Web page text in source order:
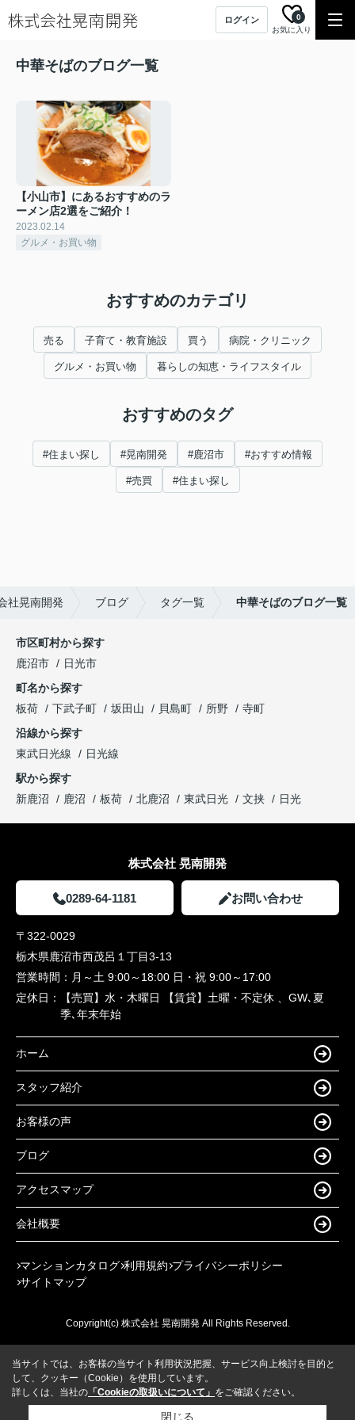
ログイン
お気に入り
0
中華そばのブログ一覧
【小山市】にあるおすすめのラ
ーメン店2選をご紹介！
2023.02.14
グルメ・お買い物
おすすめのカテゴリ
売る 子育て・教育施設 買う 病院・クリニック
グルメ・お買い物 暮らしの知恵・ライフスタイル
おすすめのタグ
#住まい探し #晃南開発 #鹿沼市 #おすすめ情報
#売買 #住まい探し
社晃南開発 ブログ タグ一覧 中華そばのブログ一覧
市区町村から探す
鹿沼市
日光市
町名から探す
板荷
下武子町 坂田山 貝島町 所野
寺町
沿線から探す
東武日光線
日光線
駅から探す
新鹿沼
鹿沼 板荷 北鹿沼 東武日光 文挟 日光
株式会社 晃南開発
0289-64-1181 お問い合わせ
〒322-0029
栃木県鹿沼市西茂呂１丁目3-13
営業時間： 月～土 9:00～18:00 日・祝 9:00～17:00
定休日：
【売買】水・木曜日 【賃貸】土曜・不定休 、GW､夏
季､年末年始
ホーム
スタッフ紹介
お客様の声
ブログ
アクセスマップ
会社概要
マンションカタログ 利用規約 プライバシーポリシー
サイトマップ
Copyright(c) 株式会社 晃南開発 All Rights Reserved.
当サイトでは、お客様の当サイト利用状況把握、サービス向上検討を目的と
して、クッキー（Cookie）を使用しています。
詳しくは、当社の 「Cookieの取扱いについて」 をご確認ください。
閉じる